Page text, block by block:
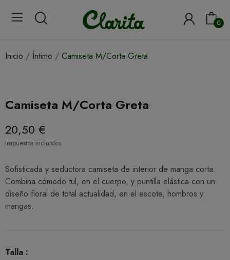
0
Inicio Íntimo Camiseta M/Corta Greta
Camiseta M/Corta Greta
20,50 €
Impuestos incluidos
Sofisticada y seductora camiseta de interior de manga corta.
Combina cómodo tul, en el cuerpo, y puntilla elástica con un
diseño floral de total actualidad, en el escote, hombros y
mangas.
Talla :